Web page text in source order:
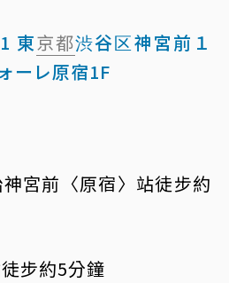
東京都渋谷区神宮前１
ーレ原宿1F
宮前〈原宿〉站徒步約
步約5分鐘